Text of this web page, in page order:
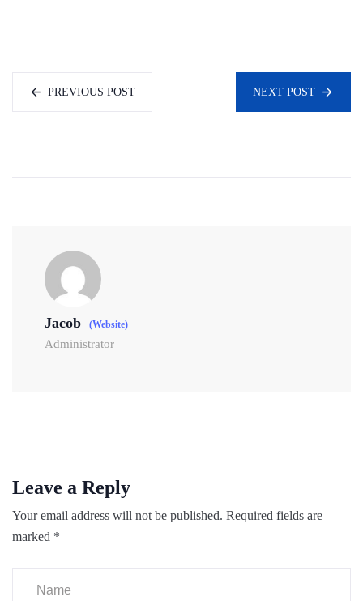
PREVIOUS POST NEXT POST
Jacob (Website)
Administrator
Leave a Reply
Your email address will not be published. Required fields are
marked *